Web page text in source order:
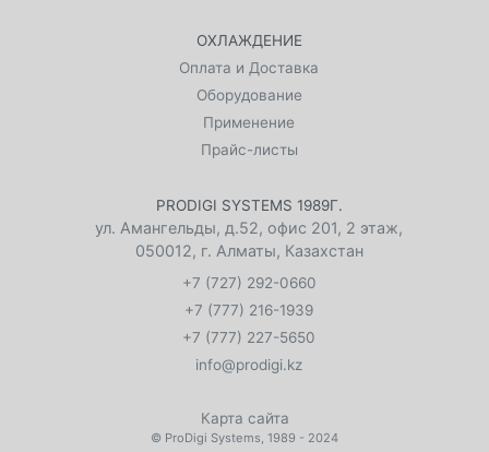
ОХЛАЖДЕНИЕ
Оплата и Доставка
Оборудование
Применение
Прайс-листы
PRODIGI SYSTEMS 1989Г.
ул. Амангельды, д.52, офис 201, 2 этаж,
050012, г. Алматы, Казахстан
+7 (727) 292-0660
+7 (777) 216-1939
+7 (777) 227-5650
info@prodigi.kz
Карта сайта
© ProDigi Systems, 1989 - 2024